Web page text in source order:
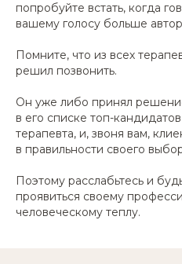
попробуйте встать, когда
вашему голосу больше
Помните, что из всех
решил позвонить.
Он уже либо принял
в его списке топ-
терапевта, и, звоня вам,
в правильности своего
Поэтому расслабьтесь и
проявиться своему
человеческому теплу.